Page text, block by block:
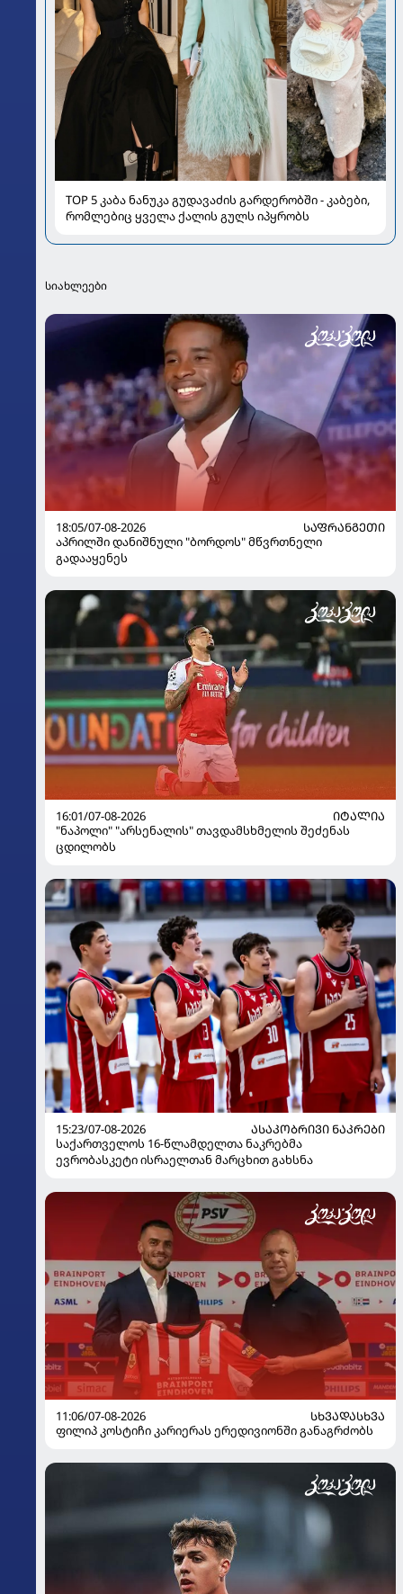
TOP 5 კაბა ნანუკა გუდავაძის გარდერობში - კაბები,
რომლებიც ყველა ქალის გულს იპყრობს
სიახლეები
18:05/07-08-2026
ᲡᲐᲤᲠᲐᲜᲒᲔᲗᲘ
აპრილში დანიშნული "ბორდოს" მწვრთნელი
გადააყენეს
16:01/07-08-2026
ᲘᲢᲐᲚᲘᲐ
"ნაპოლი" "არსენალის" თავდამსხმელის შეძენას
ცდილობს
15:23/07-08-2026
ᲐᲡᲐᲙᲝᲑᲠᲘᲕᲘ ᲜᲐᲙᲠᲔᲑᲘ
საქართველოს 16-წლამდელთა ნაკრებმა
ევრობასკეტი ისრაელთან მარცხით გახსნა
11:06/07-08-2026
ᲡᲮᲕᲐᲓᲐᲡᲮᲕᲐ
ფილიპ კოსტიჩი კარიერას ერედივიონში განაგრძობს